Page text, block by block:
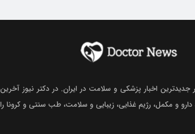
جدیدترین اخبار پزشکی و سلامت در ایران. در دکتر نیوز آخرین
دارو و مکمل، رژیم غذایی، زیبایی و سلامت، طب سنتی و کرونا را